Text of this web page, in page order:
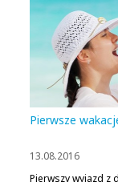
Pierwsze
13.08.2016
Pierwszy wyjazd z